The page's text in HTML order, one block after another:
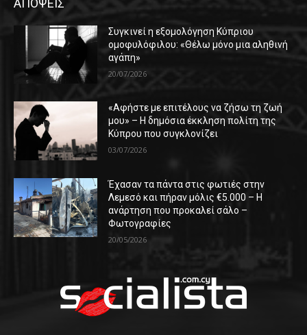
ΑΠΟΨΕΙΣ
Συγκινεί η εξομολόγηση Κύπριου
ομοφυλόφιλου: «Θέλω μόνο μια αληθινή
αγάπη»
20/07/2026
«Αφήστε με επιτέλους να ζήσω τη ζωή
μου» – Η δημόσια έκκληση πολίτη της
Κύπρου που συγκλονίζει
03/07/2026
Έχασαν τα πάντα στις φωτιές στην
Λεμεσό και πήραν μόλις €5.000 – Η
ανάρτηση που προκαλεί σάλο –
Φωτογραφίες
20/05/2026